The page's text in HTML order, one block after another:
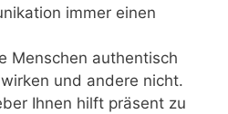
immer einen
Menschen authentisch
und andere nicht.
Ihnen hilft präsent zu